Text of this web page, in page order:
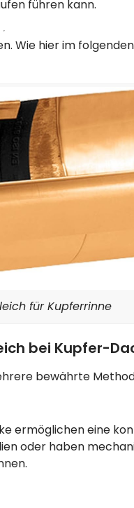
führen kann.
Wie hier im
für Kupferrinne
bei Kupfer-
bewährte
ermöglichen eine
oder haben